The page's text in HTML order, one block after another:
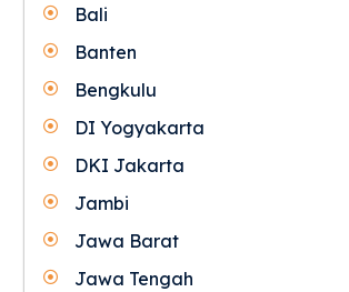
Bali
Banten
Bengkulu
DI Yogyakarta
DKI Jakarta
Jambi
Jawa Barat
Jawa Tengah